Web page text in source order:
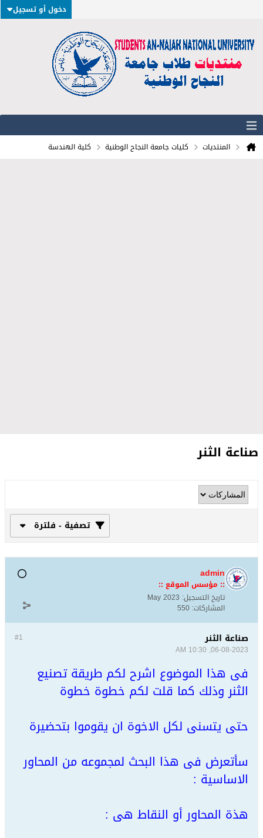
دخول أو تسجيل
المنتديات كليات جامعة النجاح الوطنية كلية الهندسة
صناعة الثنر
تصفية - فلترة
admin
:: مؤسس الموقع ::
تاريخ التسجيل: May 2023
المشاركات: 550
#1 صناعة الثنر
06-08-2023, 10:30 AM
فى هذا الموضوع اشرح لكم طريقة تصنيع
الثنر وذلك كما قلت لكم خطوة خطوة
حتى يتسنى لكل الاخوة ان يقوموا بتحضيرة
سأتعرض فى هذا البحث لمجموعه من المحاور
الاساسية :
هذة المحاور أو النقاط هى :